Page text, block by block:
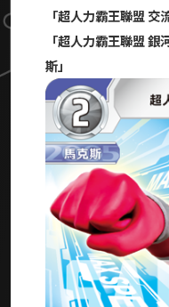
「超人力霸王聯盟 交
「超人力霸王聯盟 銀
斯」